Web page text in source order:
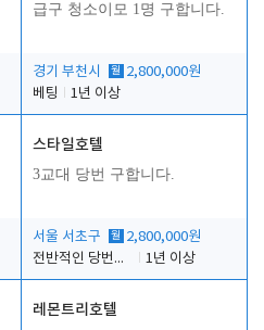
급구 청소이모 1명 구합니다.
경기 부천시 월 2,800,000원
베팅
1년 이상
스타일호텔
3교대 당번 구합니다.
서울 서초구 월 2,800,000원
전반적인 당번업무
1년 이상
레몬트리호텔